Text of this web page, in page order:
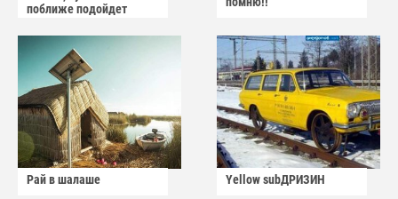
поближе подойдет
Рай в шалаше Yellow subДРИЗИН